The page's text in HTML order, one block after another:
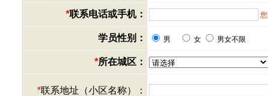
*联系电话或手机：
学员性别： 男 女 男女不限
*所在城区：
*联系地址（小区名称）：